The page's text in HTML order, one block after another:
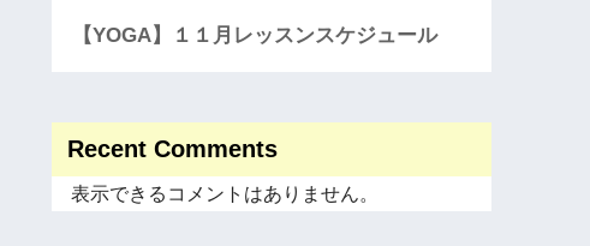
【YOGA】１１月レッスンスケジュール
Recent Comments
表示できるコメントはありません。